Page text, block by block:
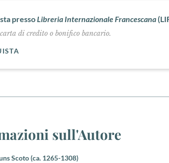
pressoLibreria Internazionale Francescana
di credito o bonifico bancario.
sull'Autore
Scoto (ca. 1265-1308)